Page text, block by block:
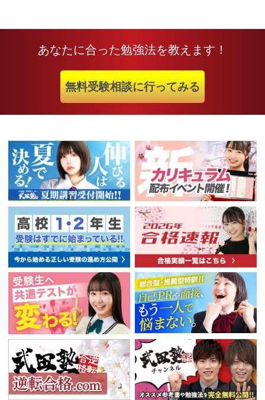
あなたに合った勉強法を教えます！
無料受験相談に行ってみる